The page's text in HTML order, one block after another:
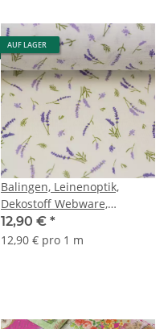
AUF LAGER
Balingen, Leinenoptik,
Dekostoff Webware,
Lavendel lila/weiß/grün
12,90 € *
12,90 € pro 1 m